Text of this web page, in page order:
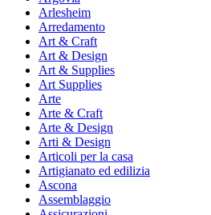
Arlesheim
Arredamento
Art & Craft
Art & Design
Art & Supplies
Art Supplies
Arte
Arte & Craft
Arte & Design
Arti & Design
Articoli per la casa
Artigianato ed edilizia
Ascona
Assemblaggio